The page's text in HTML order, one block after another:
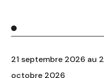
21 septembre 2026 au 2
octobre 2026